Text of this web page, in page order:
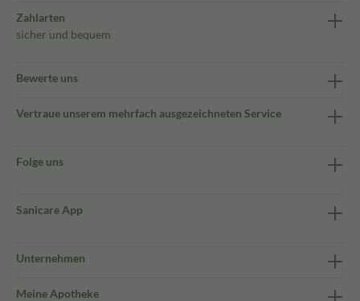
Zahlarten
sicher und bequem
Bewerte uns
Vertraue unserem mehrfach ausgezeichneten Service
Folge uns
Sanicare App
Unternehmen
Meine Apotheke